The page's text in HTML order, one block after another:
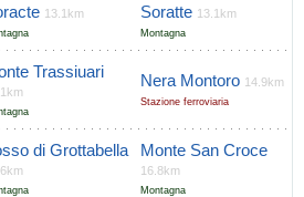
13.1km Soratte 13.1km
Montagna
Trassiuari Nera Montoro 14.9km
Stazione ferroviaria
di Grottabella Monte San Croce
16.8km
Montagna